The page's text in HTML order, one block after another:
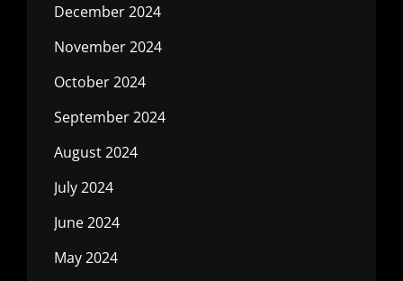
December 2024
November 2024
October 2024
September 2024
August 2024
July 2024
June 2024
May 2024